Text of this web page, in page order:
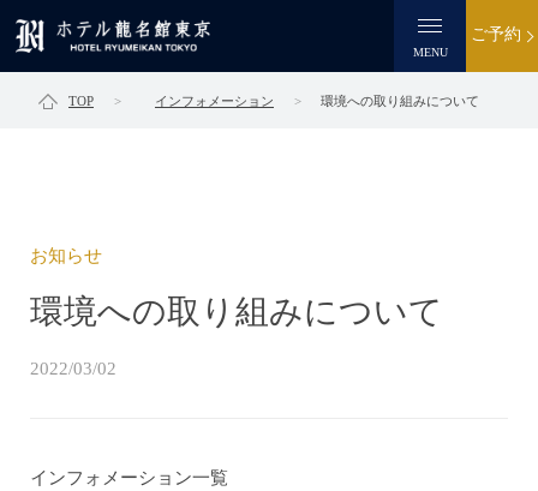
MENU
ご予約
TOP インフォメーション 環境への取り組みについて
お知らせ
環境への取り組みについて
2022/03/02
インフォメーション一覧